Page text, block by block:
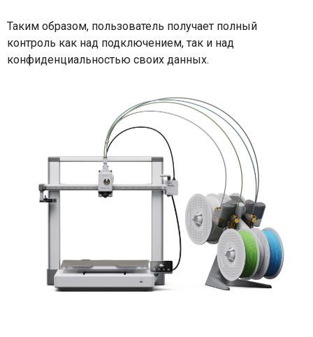
Таким образом, пользователь получает полный
контроль как над подключением, так и над
конфиденциальностью своих данных.